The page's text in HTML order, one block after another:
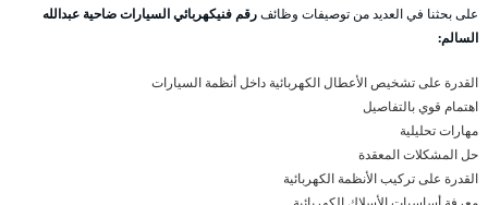
على بحثنا في العديد من توصيفات وظائفرقم فنيكهربائي السيارات ضاحية عبدالله
السالم:
القدرة على تشخيص الأعطال الكهربائية داخل أنظمة السيارات
اهتمام قوي بالتفاصيل
مهارات تحليلية
حل المشكلات المعقدة
القدرة على تركيب الأنظمة الكهربائية